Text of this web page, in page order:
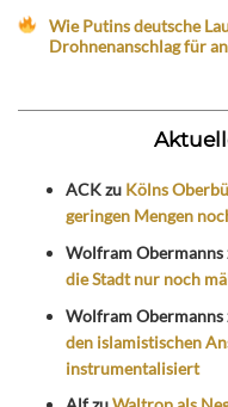
Wie Putins deutsche
Drohnenanschlag für
ACKzu Kölns
geringen Mengen
Wolfram Obermanns
die Stadt nur noch
Wolfram Obermanns
den islamistischen
instrumentalisiert